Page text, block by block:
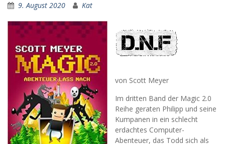
9. August 2020 Kat
von Scott Meyer
Im dritten Band der Magic 2.0
Reihe geraten Philipp und seine
Kumpanen in ein schlecht
erdachtes Computer-
Abenteuer, das Todd sich als